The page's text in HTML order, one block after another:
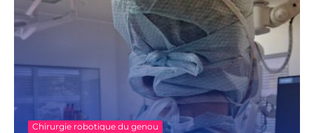
Chirurgie robotique du genou